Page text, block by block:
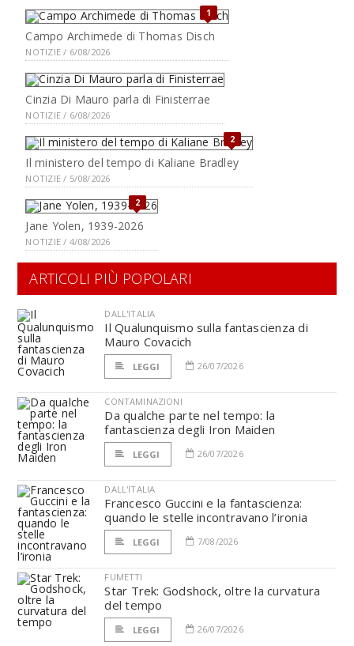
1
Campo Archimede di Thomas Disch
NOTIZIE / 6/08/2026
Cinzia Di Mauro parla di Finisterrae
NOTIZIE / 6/08/2026
2
Il ministero del tempo di Kaliane Bradley
NOTIZIE / 5/08/2026
2
Jane Yolen, 1939-2026
NOTIZIE / 4/08/2026
ARTICOLI PIÙ POPOLARI
DALL'ITALIA
Il Qualunquismo sulla fantascienza di
Mauro Covacich
LEGGI 26/07/2026
CONTAMINAZIONI
Da qualche parte nel tempo: la
fantascienza degli Iron Maiden
LEGGI 26/07/2026
DALL'ITALIA
Francesco Guccini e la fantascienza:
quando le stelle incontravano l’ironia
LEGGI 7/08/2026
FUMETTI
Star Trek: Godshock, oltre la curvatura
del tempo
LEGGI 26/07/2026